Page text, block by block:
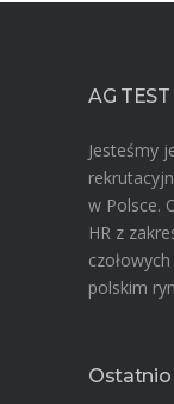
AG TEST
Jesteśmy
w Polsce.
HR z
polskim
Ostatnio